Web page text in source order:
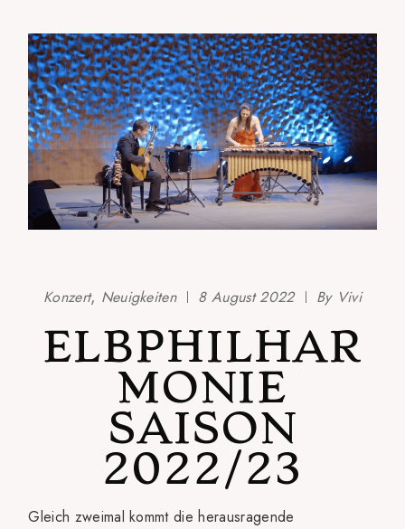
Konzert Neuigkeiten 8 August 2022 By Vivi
ELBPHILHAR
MONIE
SAISON
2022/23
Gleich zweimal kommt die herausragende